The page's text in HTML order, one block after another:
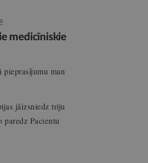
medicīniskie
man
jāizsniedz triju
paredz Pacientu